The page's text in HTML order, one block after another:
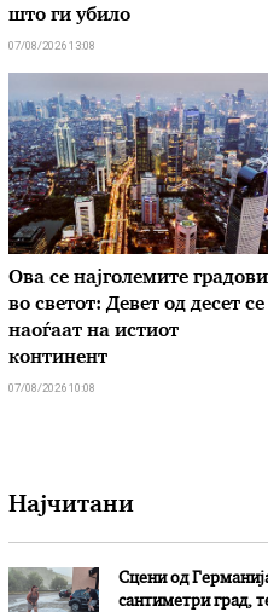
што ги убило
07/08/2026 13:08
Ова се најголемите градови
во светот: Девет од десет се
наоѓаат на истиот
континент
07/08/2026 10:08
Најчитани
Сцени од
сантиметри град,